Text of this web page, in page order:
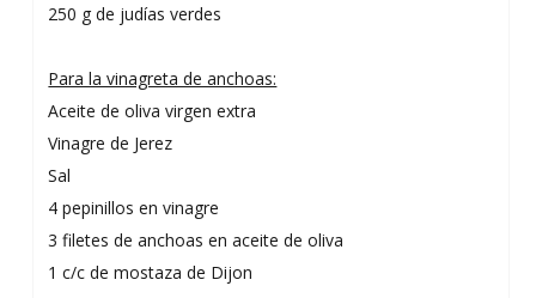
250 g de judías verdes
Para la vinagreta de anchoas:
Aceite de oliva virgen extra
Vinagre de Jerez
Sal
4 pepinillos en vinagre
3 filetes de anchoas en aceite de oliva
1 c/c de mostaza de Dijon